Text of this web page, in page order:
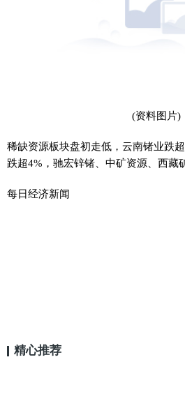
(资料图片)
稀缺资源板块盘初走低，云南锗业跌
跌超4%，驰宏锌锗、中矿资源、西藏
每日经济新闻
精心推荐